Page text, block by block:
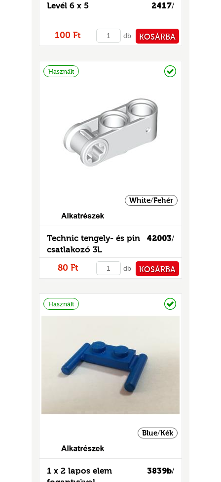
2417/
Levél 6 x 5
100 Ft db KOSÁRBA
Használt
White/Fehér
42003/
Technic tengely- és pin
csatlakozó 3L
80 Ft db KOSÁRBA
Használt
Blue/Kék
3839b/
1 x 2 lapos elem